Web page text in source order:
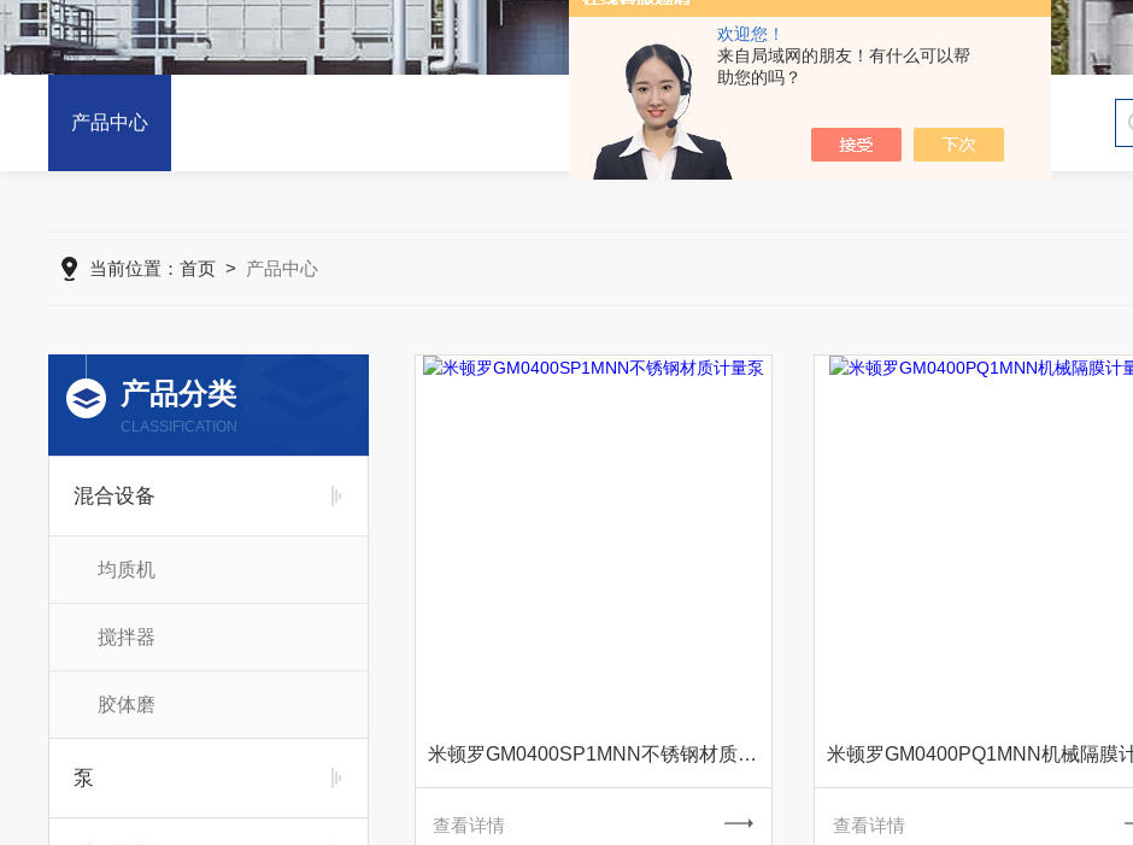
欢迎您！
来自局域网的朋友！有什么可以帮
助您的吗？
产品中心
当前位置：首页 > 产品中心
产品分类
CLASSIFICATION
混合设备
均质机
搅拌器
胶体磨
泵
米顿罗GM0400SP1MNN不锈钢材质计量泵
查看详情 查看详情